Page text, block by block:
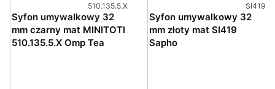
Kod produktu
510.135.5.X
Syfon umywalkowy 32
mm czarny mat MINITOTI
510.135.5.X Omp Tea
Kod
SI419
Syfon umywalkowy 32
mm złoty mat SI419
Sapho